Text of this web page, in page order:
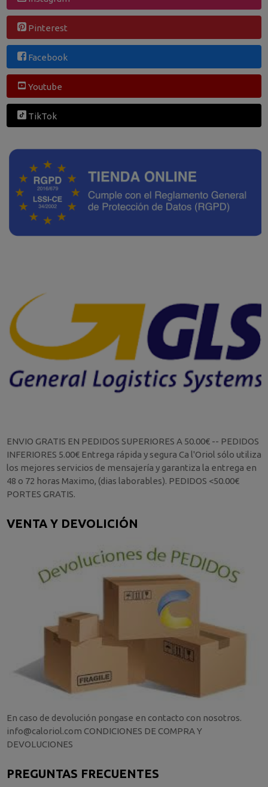
Pinterest
Facebook
Youtube
TikTok
ENVIO GRATIS EN PEDIDOS SUPERIORES A 50.00€ -- PEDIDOS
INFERIORES 5.00€ Entrega rápida y segura Ca l'Oriol sólo utiliza
los mejores servicios de mensajería y garantiza la entrega en
48 o 72 horas Maximo, (dias laborables). PEDIDOS <50.00€
PORTES GRATIS.
VENTA Y DEVOLICIÓN
En caso de devolución pongase en contacto con nosotros.
info@caloriol.com CONDICIONES DE COMPRA Y
DEVOLUCIONES
PREGUNTAS FRECUENTES